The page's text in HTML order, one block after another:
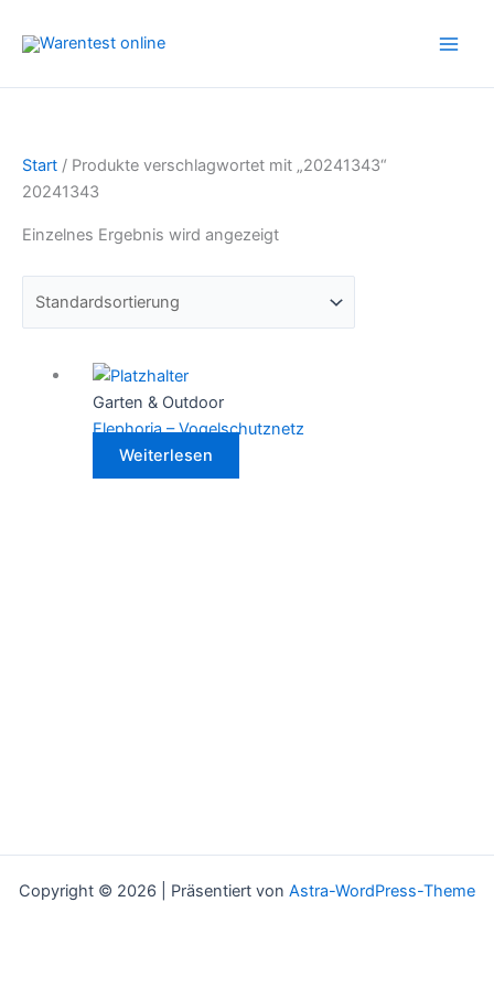
Inhalt
Start / Produkte verschlagwortet mit „20241343“
20241343
Einzelnes Ergebnis wird angezeigt
Garten & Outdoor
Elephoria – Vogelschutznetz
Weiterlesen
Copyright © 2026 | Präsentiert von Astra-WordPress-Theme